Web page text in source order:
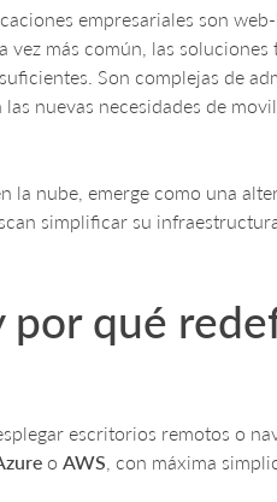
empresariales son
vez más común, las
Son complejas de
nuevas necesidades de
la nube, emerge como una
simplificar su
qué
escritorios remotos o
o AWS, con máxima